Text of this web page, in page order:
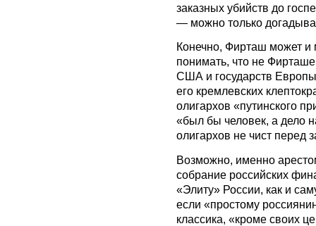
заказных убийств до
— можно только
Конечно, Фирташ может и
понимать, что не
США и государств
его кремлевских
олигархов «путинского
«был бы человек, а дело
олигархов не чист перед
Возможно, именно
собрание российских
«Элиту» России, как и
если «простому
классика, «кроме своих